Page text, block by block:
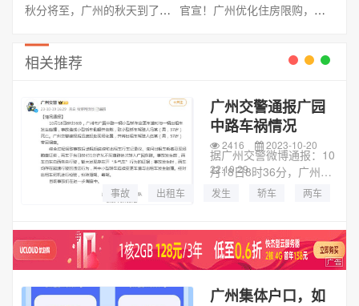
秋分将至，广州的秋天到了吗？
官宣！广州优化住房限购，增值税“五改二”
相关推荐
广州交警通报广园
中路车祸情况
据广州交警微博通报：10
月18日8时36分，广州市
广园中路一辆小型轿车变
车侧翻并自燃，致小型轿
车驾驶人冯某（男，37...
2416
2023-10-20
22:10:29
事故
出租车 发生 轿车 两车
广州集体户口，如